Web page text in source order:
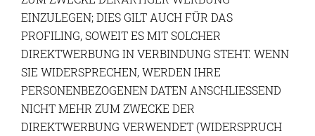
EINZULEGEN; DIES GILT AUCH FÜR DAS
PROFILING, SOWEIT ES MIT SOLCHER
DIREKTWERBUNG IN VERBINDUNG STEHT. WENN
SIE WIDERSPRECHEN, WERDEN IHRE
PERSONENBEZOGENEN DATEN ANSCHLIESSEND
NICHT MEHR ZUM ZWECKE DER
DIREKTWERBUNG VERWENDET (WIDERSPRUCH